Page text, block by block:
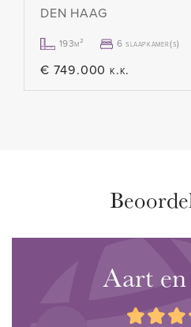
DEN HAAG
193m² 6 slaapkamer(s)
€ 749.000 k.k.
Aart